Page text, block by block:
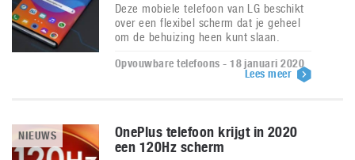
Deze mobiele telefoon van LG beschikt
over een flexibel scherm dat je geheel
om de behuizing heen kunt slaan.
Opvouwbare telefoons - 18 januari 2020
Lees meer
NIEUWS
OnePlus telefoon krijgt in 2020
een 120Hz scherm